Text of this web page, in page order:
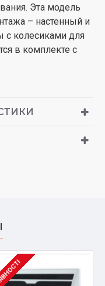
Эта модель
– настенный и
с колесиками для
в комплекте с